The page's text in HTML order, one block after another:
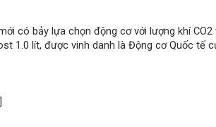
có bảy lựa chọn động cơ với lượng khí
1.0 lít, được vinh danh là Động cơ Quốc tế